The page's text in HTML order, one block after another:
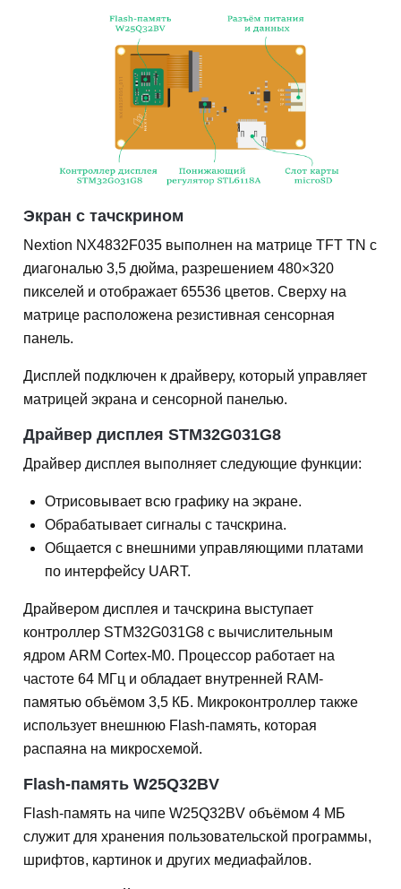
Экран с тачскрином
Nextion NX4832F035 выполнен на матрице TFT TN с
диагональю 3,5 дюйма, разрешением 480×320
пикселей и отображает 65536 цветов. Сверху на
матрице расположена резистивная сенсорная
панель.
Дисплей подключен к драйверу, который управляет
матрицей экрана и сенсорной панелью.
Драйвер дисплея STM32G031G8
Драйвер дисплея выполняет следующие функции:
Отрисовывает всю графику на экране.
Обрабатывает сигналы с тачскрина.
Общается с внешними управляющими платами
по интерфейсу UART.
Драйвером дисплея и тачскрина выступает
контроллер STM32G031G8 с вычислительным
ядром ARM Cortex-M0. Процессор работает на
частоте 64 МГц и обладает внутренней RAM-
памятью объёмом 3,5 КБ. Микроконтроллер также
использует внешнюю Flash-память, которая
распаяна на микросхемой.
Flash-память W25Q32BV
Flash-память на чипе W25Q32BV объёмом 4 МБ
служит для хранения пользовательской программы,
шрифтов, картинок и других медиафайлов.